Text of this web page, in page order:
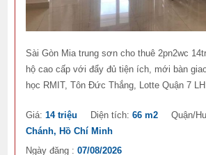
Sài Gòn Mia trung sơn cho thuê 2pn2wc
hộ cao cấp với đẩy đủ tiện ích, mới bàn
học RMIT, Tôn Đức Thắng, Lotte Quận 7
Giá:14 triệu Diện tích:66 m2 Quận/
Chánh, Hồ Chí Minh
Ngày đăng :07/08/2026